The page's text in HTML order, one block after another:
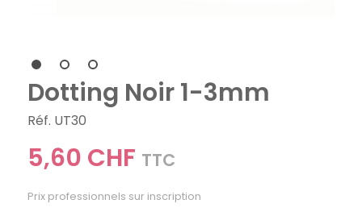
Dotting Noir 1-3mm
Réf. UT30
5,60 CHF TTC
Prix professionnels sur inscription